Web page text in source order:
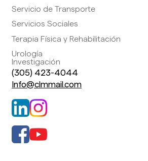
Servicio de Transporte
Servicios Sociales
Terapia Física y Rehabilitación
Urología
Investigación
(305) 423-4044
Info@clmmail.com